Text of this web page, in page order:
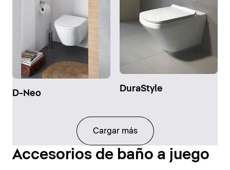
D-Neo
DuraStyle
Cargar más
Accesorios de baño a juego